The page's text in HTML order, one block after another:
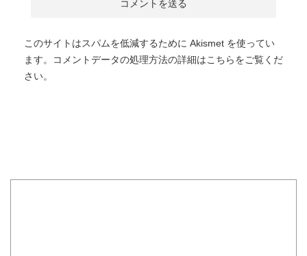
このサイトはスパムを低減するために Akismet を使ってい
ます。
コメントデータの処理方法の詳細はこちらをご覧くだ
さい。